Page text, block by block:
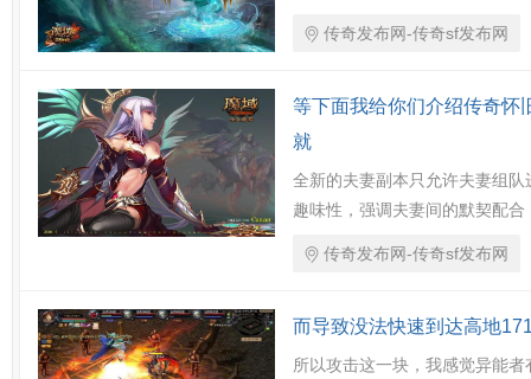
传奇发布网-传奇sf发布网
等下面我给你们介绍传奇怀
就
全新的夫妻副本只允许夫妻组
趣味性，强调夫妻间的默契配
传奇发布网-传奇sf发布网
而导致没法快速到达高地
所以攻击这一块，我感觉异能